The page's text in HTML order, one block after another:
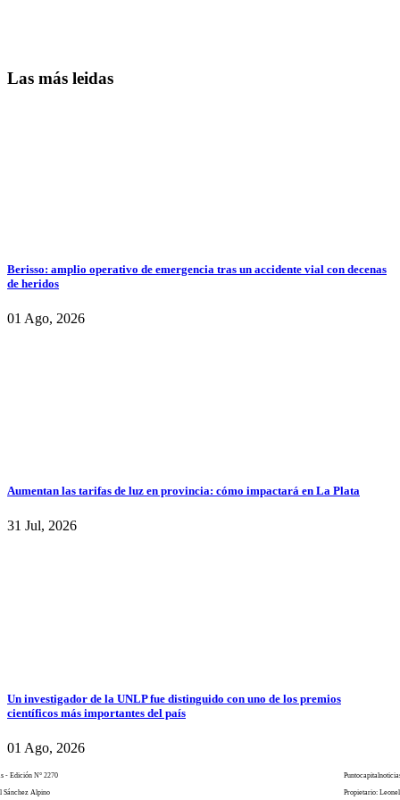
Las más leidas
Berisso: amplio operativo de emergencia tras un accidente vial con decenas
de heridos
01 Ago, 2026
Aumentan las tarifas de luz en provincia: cómo impactará en La Plata
31 Jul, 2026
Un investigador de la UNLP fue distinguido con uno de los premios
científicos más importantes del país
01 Ago, 2026
- Edición N° 2270
Sánchez Alpino Propietario: